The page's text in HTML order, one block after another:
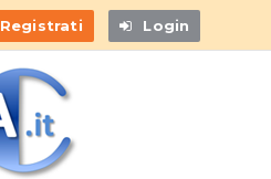
Registrati Login